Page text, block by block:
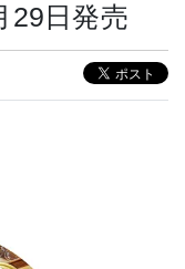
29日発売